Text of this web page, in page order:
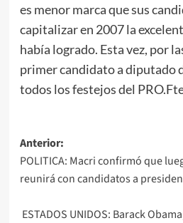
es menor marca que sus
capitalizar en 2007 la
había logrado. Esta vez, por
primer candidato a diputado
todos los festejos del
Navegación
de
Anterior:
POLITICA: Macri confirmó que
reunirá con candidatos a
ESTADOS UNIDOS: Barack